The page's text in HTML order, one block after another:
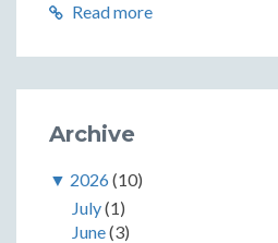
Read more
Archive
▼ 2026(10)
July(1)
June(3)